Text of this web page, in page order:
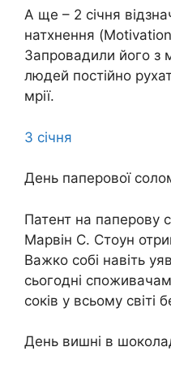
А ще – 2 січня
натхнення
Запровадили його з
людей постійно
мрії.
3 січня
День паперової
Патент на паперову
Марвін С. Стоун
Важко собі навіть
сьогодні споживачам
соків у всьому світі
День вишні в